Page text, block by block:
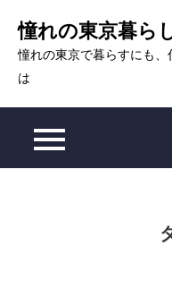
content
憧れの東京暮ら
憧れの東京で暮らすにも
は